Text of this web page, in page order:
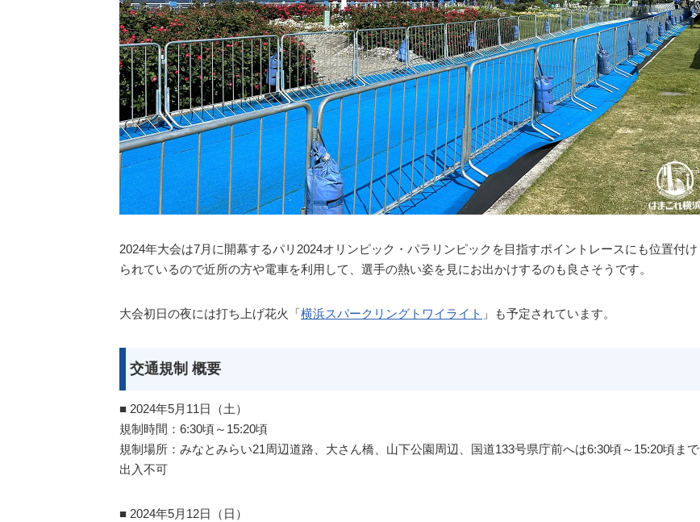
2024年大会は7月に開幕するパリ2024オリンピック・パラリンピックを目指すポイントレースにも位置付け
られているので近所の方や電車を利用して、選手の熱い姿を見にお出かけするのも良さそうです。
大会初日の夜には打ち上げ花火「横浜スパークリングトワイライト 」も予定されています。
交通規制 概要
■ 2024年5月11日（土）
規制時間：6:30頃～15:20頃
規制場所：みなとみらい21周辺道路、大さん橋、山下公園周辺、国道133号県庁前へは6:30頃～15:20頃まで
出入不可
■ 2024年5月12日（日）